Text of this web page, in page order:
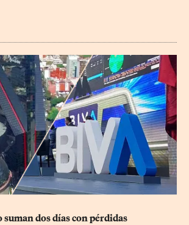
suman dos días con pérdidas